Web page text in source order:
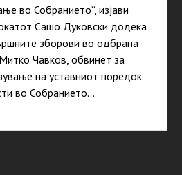
во Собранието“, изјави
Сашо Дуковски додека
зборови во одбрана
Чавков, обвинет за
на уставниот поредок
во Собранието…